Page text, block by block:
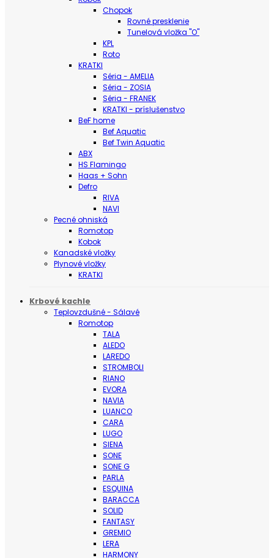
Chopok
Rovné presklenie
Tunelová vložka "O"
KPL
Roto
KRATKI
Séria - AMELIA
Séria - ZOSIA
Séria - FRANEK
KRATKI - príslušenstvo
BeF home
Bef Aquatic
Bef Twin Aquatic
ABX
HS Flamingo
Haas + Sohn
Defro
RIVA
NAVI
Pecné ohniská
Romotop
Kobok
Kanadské vložky
Plynové vložky
KRATKI
Krbové kachle
Teplovzdušné - Sálavé
Romotop
TALA
ALEDO
LAREDO
STROMBOLI
RIANO
EVORA
NAVIA
LUANCO
CARA
LUGO
SIENA
SONE
SONE G
PARLA
ESQUINA
BARACCA
SOLID
FANTASY
GREMIO
LERA
HARMONY